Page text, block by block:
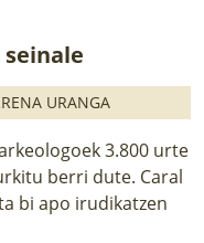
URANGA
3.800 urte
berri dute. Caral
bi apo irudikatzen